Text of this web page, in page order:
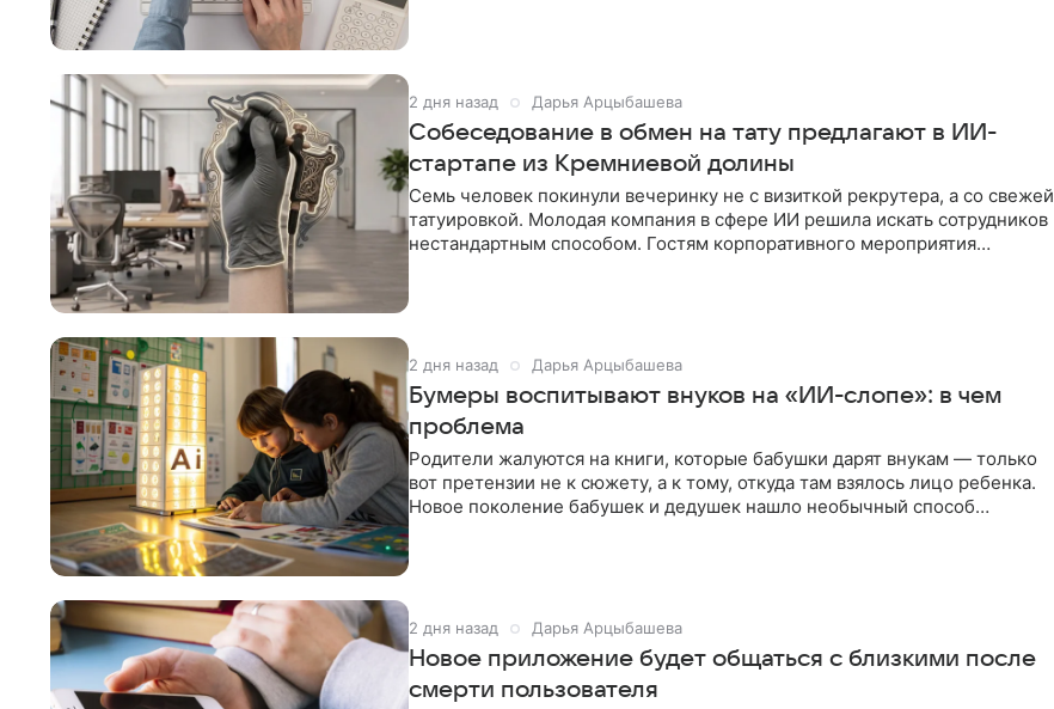
2 дня назад Дарья Арцыбашева
Собеседование в обмен на тату предлагают в ИИ-
стартапе из Кремниевой долины
Семь человек покинули вечеринку не с визиткой рекрутера, а со свежей
татуировкой. Молодая компания в сфере ИИ решила искать сотрудников
нестандартным способом. Гостям корпоративного мероприятия
2 дня назад Дарья Арцыбашева
Бумеры воспитывают внуков на «ИИ-слопе»: в чем
проблема
Родители жалуются на книги, которые бабушки дарят внукам — только
вот претензии не к сюжету, а к тому, откуда там взялось лицо ребенка.
Новое поколение бабушек и дедушек нашло необычный способ
2 дня назад Дарья Арцыбашева
Новое приложение будет общаться с близкими после
смерти пользователя